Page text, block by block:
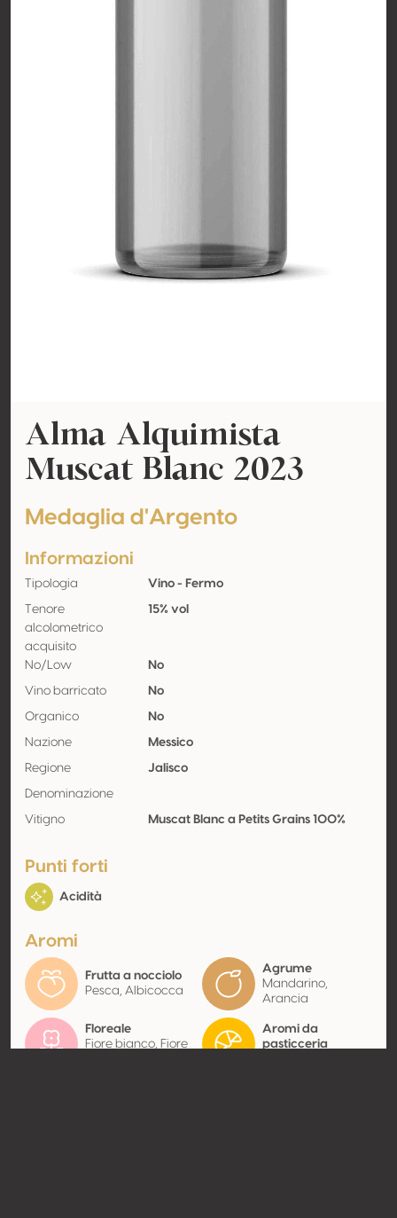
Alma Alquimista
Muscat Blanc 2023
Medaglia d'Argento
Informazioni
Tipologia Vino - Fermo
Tenore
alcolometrico
acquisito
15% vol
No/Low No
Vino barricato No
Organico No
Nazione Messico
Regione Jalisco
Denominazione
Vitigno Muscat Blanc a Petits Grains 100%
Punti forti
Acidità
Aromi
Frutta a nocciolo
Pesca, Albicocca
Agrume
Mandarino,
Arancia
Floreale
Fiore bianco, Fiore
Aromi da
pasticceria